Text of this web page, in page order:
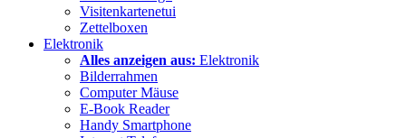
Visitenkartenetui
Zettelboxen
Elektronik
Alles anzeigen aus: Elektronik
Bilderrahmen
Computer Mäuse
E-Book Reader
Handy Smartphone